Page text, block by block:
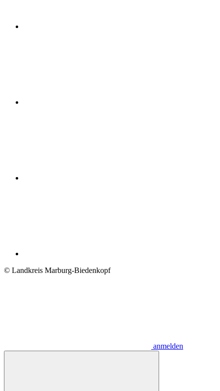
© Landkreis Marburg-Biedenkopf
anmelden